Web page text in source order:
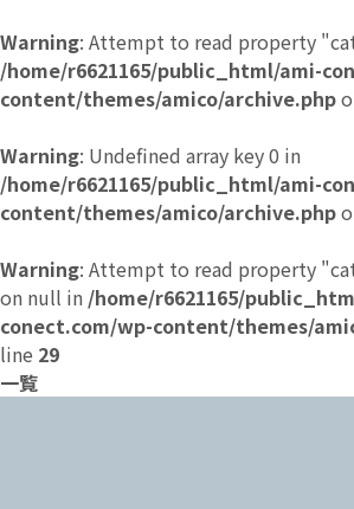
Warning: Attempt to read property
/home/r6621165/public_html/ami-
content/themes/amico/archive.php
Warning: Undefined array key 0 in
/home/r6621165/public_html/ami-
content/themes/amico/archive.php
Warning: Attempt to read property
on null in /home/r6621165/
conect.com/wp-content/themes/
line 29
一覧